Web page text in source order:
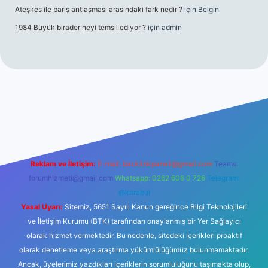
Ateşkes ile barış antlaşması arasındaki fark nedir ? için Belgin
1984 Büyük birader neyi temsil ediyor ? için admin
Reklam ve İletişim: E-mail: backlinkpaneli@gmail.com Teams:
forumhizmeti@gmail.com Whatsapp: 0262 606 0 726 Telegram:
@karabul
Yasal Uyarı: Sitemiz, 5651 Sayılı Kanun gereğince Bilgi Teknolojileri
ve İletişim Kurumu (BTK) tarafından onaylanmış bir Yer Sağlayıcı
olarak hizmet vermektedir. Bu nedenle, sitedeki içerikleri proaktif
olarak denetleme veya araştırma yükümlülüğümüz bulunmamaktadır.
Ancak, üyelerimiz yazdıkları içeriklerin sorumluluğunu taşımakta olup,